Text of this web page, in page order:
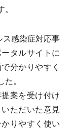
ス感染症対応事
タルサイトに
分かりやすく
。
案を受け付け
ただいた意見
りやすく使い